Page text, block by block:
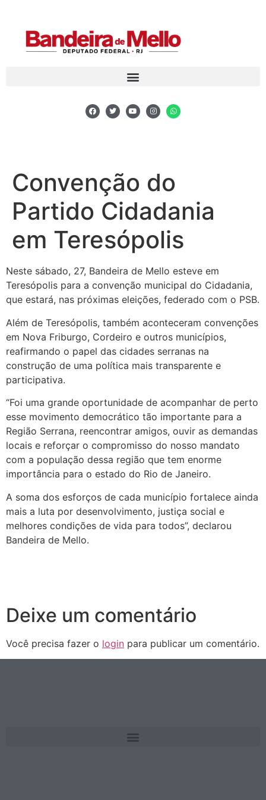
Convenção do
Partido Cidadania
em Teresópolis
Neste sábado, 27, Bandeira de Mello esteve em
Teresópolis para a convenção municipal do Cidadania,
que estará, nas próximas eleições, federado com o PSB.
Além de Teresópolis, também aconteceram convenções
em Nova Friburgo, Cordeiro e outros municípios,
reafirmando o papel das cidades serranas na
construção de uma política mais transparente e
participativa.
“Foi uma grande oportunidade de acompanhar de perto
esse movimento democrático tão importante para a
Região Serrana, reencontrar amigos, ouvir as demandas
locais e reforçar o compromisso do nosso mandato
com a população dessa região que tem enorme
importância para o estado do Rio de Janeiro.
A soma dos esforços de cada município fortalece ainda
mais a luta por desenvolvimento, justiça social e
melhores condições de vida para todos”, declarou
Bandeira de Mello.
Deixe um comentário
Você precisa fazer o login para publicar um comentário.